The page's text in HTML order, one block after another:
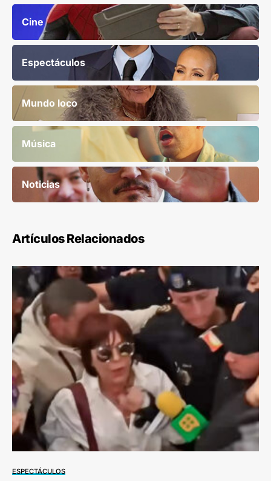
Cine
Espectáculos
Mundo loco
Música
Noticias
Artículos Relacionados
ESPECTÁCULOS